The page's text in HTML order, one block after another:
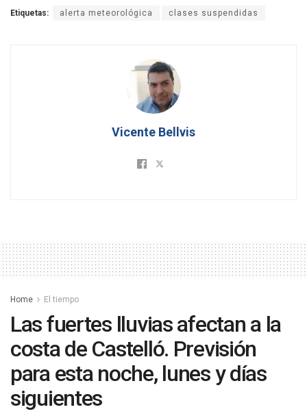
Etiquetas: alerta meteorológica clases suspendidas
Vicente Bellvis
Home El tiempo
Las fuertes lluvias afectan a la
costa de Castelló. Previsión
para esta noche, lunes y días
siguientes